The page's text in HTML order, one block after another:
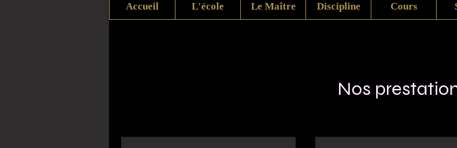
Accueil L'école Le Maître Discipline Cours
Nos